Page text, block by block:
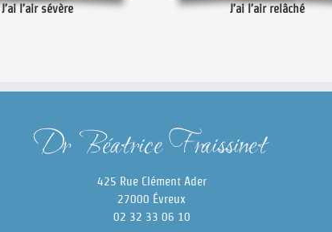
J’ai l’air sévère J’ai l’air relâché
425 Rue Clément Ader
27000 Évreux
02 32 33 06 10